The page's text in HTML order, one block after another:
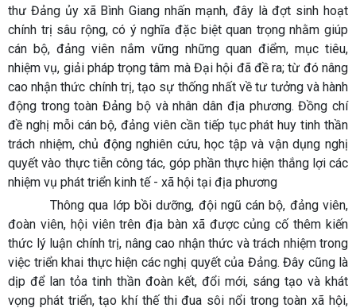
thư Đảng ủy xã Bình Giang nhấn mạnh, đây là đợt sinh hoạt
chính trị sâu rộng, có ý nghĩa đặc biệt quan trọng nhằm giúp
cán bộ, đảng viên nắm vững những quan điểm, mục tiêu,
nhiệm vụ, giải pháp trọng tâm mà Đại hội đã đề ra; từ đó nâng
cao nhận thức chính trị, tạo sự thống nhất về tư tưởng và hành
động trong toàn Đảng bộ và nhân dân địa phương. Đồng chí
đề nghị mỗi cán bộ, đảng viên cần tiếp tục phát huy tinh thần
trách nhiệm, chủ động nghiên cứu, học tập và vận dụng nghị
quyết vào thực tiễn công tác, góp phần thực hiện thắng lợi các
nhiệm vụ phát triển kinh tế - xã hội tại địa phương
Thông qua lớp bồi dưỡng, đội ngũ cán bộ, đảng viên,
đoàn viên, hội viên trên địa bàn xã được củng cố thêm kiến
thức lý luận chính trị, nâng cao nhận thức và trách nhiệm trong
việc triển khai thực hiện các nghị quyết của Đảng. Đây cũng là
dịp để lan tỏa tinh thần đoàn kết, đổi mới, sáng tạo và khát
vọng phát triển, tạo khí thế thi đua sôi nổi trong toàn xã hội,